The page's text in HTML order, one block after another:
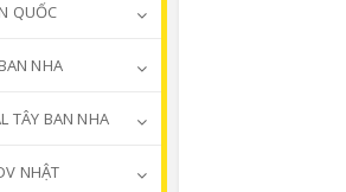
QUỐC
NHA
TÂY BAN NHA
NHẬT